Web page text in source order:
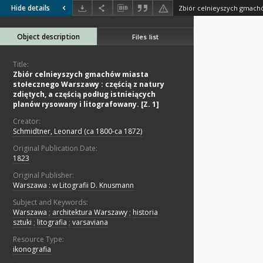
Hide details
Object description Files list
Title:
Zbiór celnieyszych gmachów miasta
stołecznego Warszawy : częścią z natury
zdiętych, a częścią podług istnieiących
planów rysowany i litografowany. [Z. 1]
Creator:
Schmidtner, Leonard (ca 1800-ca 1872)
Original Publication Date:
1823
Original Publisher:
Warszawa : w Litografii D. Knusmann
Subject and Keywords:
Warszawa ; architektura Warszawy ; historia
sztuki ; litografia ; varsaviana
Resource Type:
ikonografia